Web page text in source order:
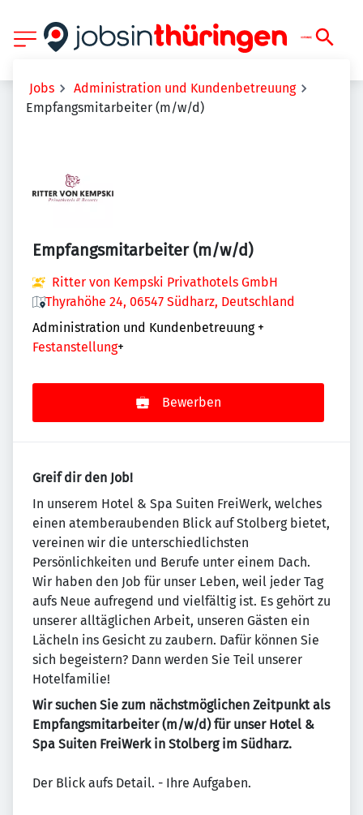
Jobs
Administration und Kundenbetreuung
Empfangsmitarbeiter (m/w/d)
Empfangsmitarbeiter (m/w/d)
Ritter von Kempski Privathotels GmbH
Thyrahöhe 24, 06547 Südharz, Deutschland
Administration und Kundenbetreuung +
Festanstellung+
Bewerben
Greif dir den Job!
In unserem Hotel & Spa Suiten FreiWerk, welches
einen atemberaubenden Blick auf Stolberg bietet,
vereinen wir die unterschiedlichsten
Persönlichkeiten und Berufe unter einem Dach.
Wir haben den Job für unser Leben, weil jeder Tag
aufs Neue aufregend und vielfältig ist. Es gehört zu
unserer alltäglichen Arbeit, unseren Gästen ein
Lächeln ins Gesicht zu zaubern. Dafür können Sie
sich begeistern? Dann werden Sie Teil unserer
Hotelfamilie!
Wir suchen Sie zum nächstmöglichen Zeitpunkt als
Empfangsmitarbeiter (m/w/d) für unser Hotel &
Spa Suiten FreiWerk in Stolberg im Südharz.
Der Blick aufs Detail. - Ihre Aufgaben.